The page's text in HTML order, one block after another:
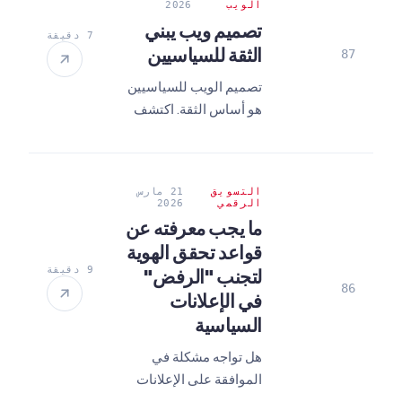
علاقة مع الناخبين.
87
الويب 2026
تصميم ويب يبني
الثقة للسياسيين
تصميم الويب للسياسيين
هو أساس الثقة. اكتشف
وفقًا لمعايير 2026.
7 دقيقة
86
التسويق
الرقمي
21 مارس
2026
ما يجب معرفته عن
قواعد تحقق الهوية
لتجنب "الرفض"
في الإعلانات
السياسية
هل تواجه مشكلة في
الموافقة على الإعلانات
9 دقيقة